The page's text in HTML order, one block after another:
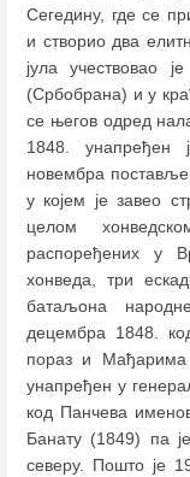
Сегедину, где се
и створио два
јула учествовао
(Србобрана) и у
се његов одред
1848. унапређен
новембра
у којем је завео
целом
распоређених у
хонведа, три
батаљона
децембра 1848.
пораз и Мађарима
унапређен у
код Панчева
Банату (1849) па
северу. Пошто је